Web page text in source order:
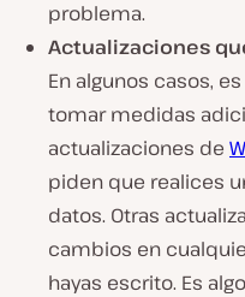
problema.
Actualizaciones
En algunos casos,
tomar medidas
actualizaciones de
piden que realices
datos. Otras
cambios en
hayas escrito. Es